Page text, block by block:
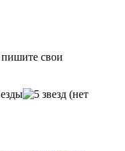
пишите свои
(нет